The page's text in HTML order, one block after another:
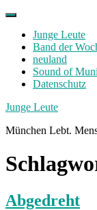
Skip
contentJunge Leute
Band der
neuland
Sound of
Datenschutz
Facebook
Twitter
Instagram
Junge Leute
München Lebt.
Abgedreht